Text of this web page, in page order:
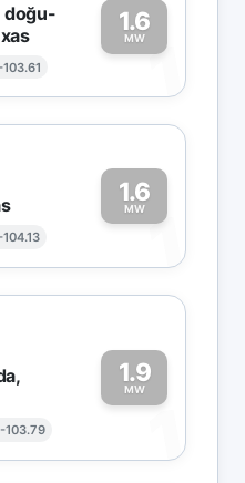
doğu-
1.6
MW1
1.6
MW1
103.79
1.9
MW
1